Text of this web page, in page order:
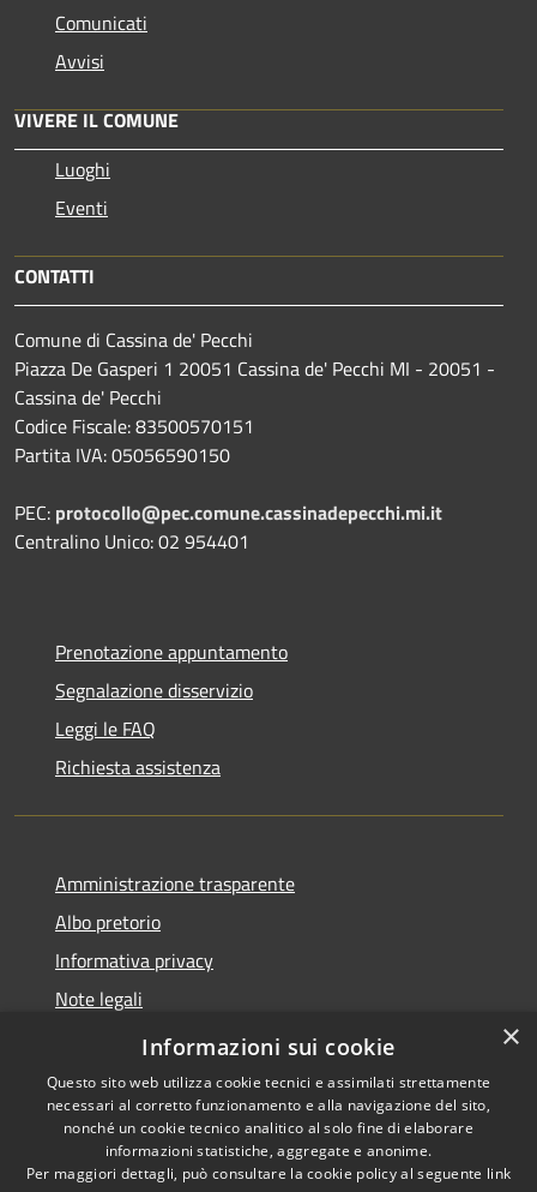
Comunicati
Avvisi
VIVERE IL COMUNE
Luoghi
Eventi
CONTATTI
Comune di Cassina de' Pecchi
Piazza De Gasperi 1 20051 Cassina de' Pecchi MI - 20051 -
Cassina de' Pecchi
Codice Fiscale: 83500570151
Partita IVA: 05056590150
PEC: protocollo@pec.comune.cassinadepecchi.mi.it
Centralino Unico: 02 954401
Prenotazione appuntamento
Segnalazione disservizio
Leggi le FAQ
Richiesta assistenza
Amministrazione trasparente
Albo pretorio
Informativa privacy
Note legali
Dichiarazione di accessibilità
Copyright © 2026 • Comune di
Cassina de' Pecchi • Powered
×
Informazioni sui cookie
Questo sito web utilizza cookie tecnici e assimilati strettamente
necessari al corretto funzionamento e alla navigazione del sito,
nonché un cookie tecnico analitico al solo fine di elaborare
informazioni statistiche, aggregate e anonime.
Per maggiori dettagli, può consultare la cookie policy al seguente link